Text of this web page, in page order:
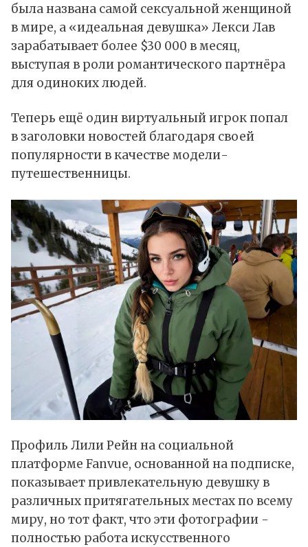
была названа самой сексуальной женщиной
в мире, а «идеальная девушка» Лекси Лав
зарабатывает более $30 000 в месяц,
выступая в роли романтического партнёра
для одиноких людей.
Теперь ещё один виртуальный игрок попал
в заголовки новостей благодаря своей
популярности в качестве модели-
путешественницы.
Профиль Лили Рейн на социальной
платформе Fanvue, основанной на подписке,
показывает привлекательную девушку в
различных притягательных местах по всему
миру, но тот факт, что эти фотографии -
полностью работа искусственного